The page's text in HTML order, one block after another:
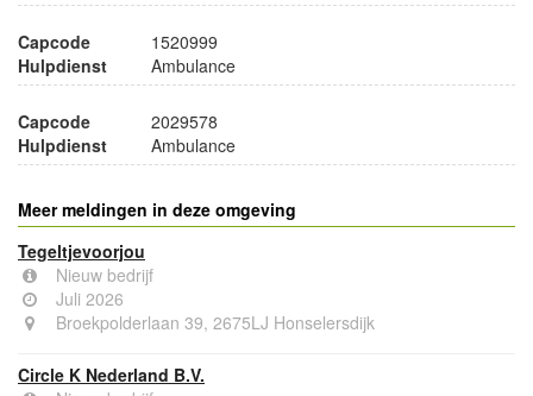
Capcode
1520999
Hulpdienst
Ambulance
Capcode
2029578
Hulpdienst
Ambulance
Meer meldingen in deze omgeving
Tegeltjevoorjou
Nieuw bedrijf
Juli 2026
Broekpolderlaan 39, 2675LJ Honselersdijk
Circle K Nederland B.V.